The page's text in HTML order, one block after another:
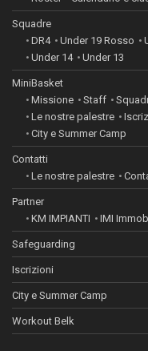
Squadre
DR4
Under 19 Rosso
Under 14
Under 13
MiniBasket
Missione
Staff
Le nostre palestre
City e Summer Camp
Contatti
Le nostre palestre
Partner
KM IMPIANTI
IMI
Safeguarding
Iscrizioni
City e Summer Camp
Workout Belk